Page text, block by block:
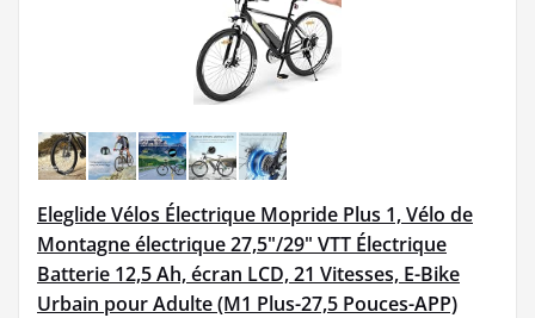
Eleglide Vélos Électrique Mopride Plus 1, Vélo de
Montagne électrique 27,5"/29" VTT Électrique
Batterie 12,5 Ah, écran LCD, 21 Vitesses, E-Bike
Urbain pour Adulte (M1 Plus-27,5 Pouces-APP)